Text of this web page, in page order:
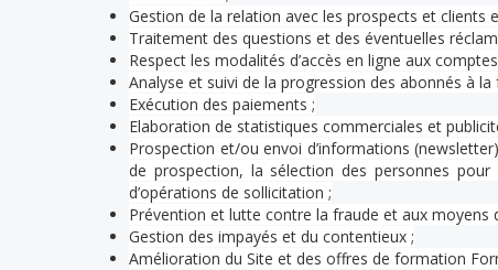
Gestion de la relation avec les prospects et clients
Traitement des questions et des éventuelles
Respect les modalités d’accès en ligne aux
Analyse et suivi de la progression des abonnés à
Exécution des paiements ;
Elaboration de statistiques commerciales et
Prospection et/ou envoi d’informations
de prospection, la sélection des personnes
d’opérations de sollicitation ;
Prévention et lutte contre la fraude et aux
Gestion des impayés et du contentieux ;
Amélioration du Site et des offres de formation